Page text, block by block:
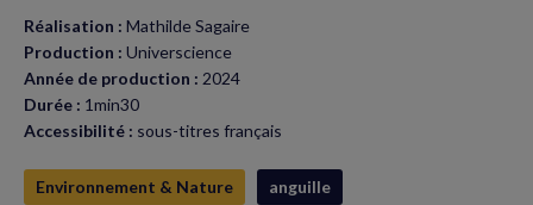
Réalisation : Mathilde Sagaire
Production : Universcience
Année de production : 2024
Durée : 1min30
Accessibilité : sous-titres français
Environnement & Nature
anguille